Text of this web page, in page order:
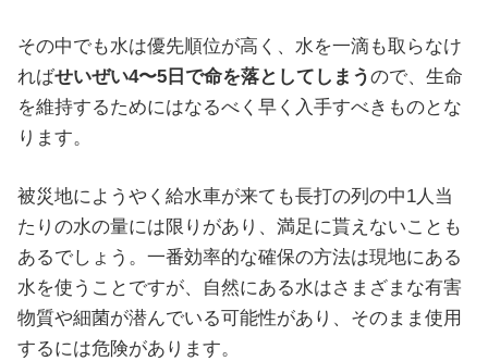
その中でも水は優先順位が高く、水を一滴も取らなけ
ればせいぜい4〜5日で命を落としてしまうので、生命
を維持するためにはなるべく早く入手すべきものとな
ります。
被災地にようやく給水車が来ても長打の列の中1人当
たりの水の量には限りがあり、満足に貰えないことも
あるでしょう。一番効率的な確保の方法は現地にある
水を使うことですが、自然にある水はさまざまな有害
物質や細菌が潜んでいる可能性があり、そのまま使用
するには危険があります。